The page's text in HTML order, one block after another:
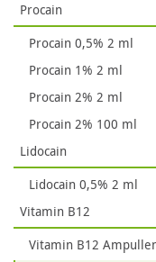
Procain
Procain 0,5% 2 ml
Procain 1% 2 ml
Procain 2% 2 ml
Procain 2% 100 ml
Lidocain
Lidocain 0,5% 2 ml
Vitamin B12
Vitamin B12